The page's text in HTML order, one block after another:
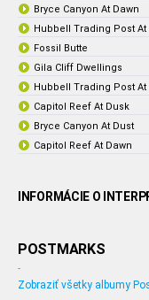
Bryce Canyon At Dawn
Hubbell Trading Post At
Fossil Butte
Gila Cliff Dwellings
Hubbell Trading Post At
Capitol Reef At Dusk
Bryce Canyon At Dust
Capitol Reef At Dawn
INFORMÁCIE O
POSTMARKS
-
Zobraziť všetky albumy